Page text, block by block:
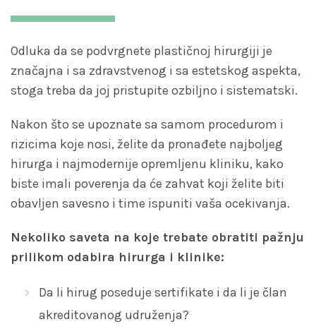
Odluka da se podvrgnete plastičnoj hirurgiji je
značajna i sa zdravstvenog i sa estetskog aspekta,
stoga treba da joj pristupite ozbiljno i sistematski.
Nakon što se upoznate sa samom procedurom i
rizicima koje nosi, želite da pronađete najboljeg
hirurga i najmodernije opremljenu kliniku, kako
biste imali poverenja da će zahvat koji želite biti
obavljen savesno i time ispuniti vaša ocekivanja.
Nekoliko saveta na koje trebate obratiti pažnju
prilikom odabira hirurga i klinike:
Da li hirug poseduje sertifikate i da li je član
akreditovanog udruženja?